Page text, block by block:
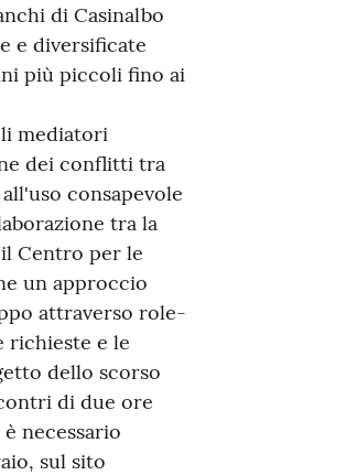
di Casinalbo
e diversificate
più piccoli fino ai
mediatori
dei conflitti tra
consapevole
tra la
Centro per le
un approccio
attraverso role-
richieste e le
dello scorso
di due ore
necessario
sul sito